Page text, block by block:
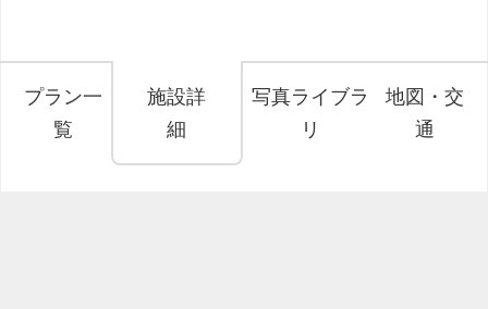
プラン一
覧
施設詳
細
写真ライブラ
リ
地図・交
通